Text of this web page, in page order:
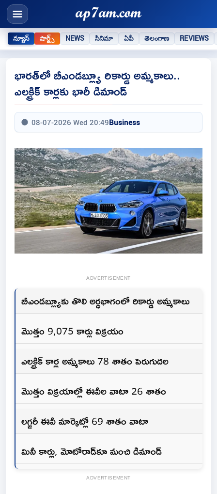
న్యూస్ షార్ట్స్ NEWS సినిమా ఏపీ తెలంగాణ REVIEWS
భారత్‌లో బీఎండబ్ల్యూ రికార్డు అమ్మకాలు..
ఎలక్ట్రిక్‌ కార్లకు భారీ డిమాండ్‌
08-07-2026 Wed 20:49Business
ADVERTISEMENT
బీఎండబ్ల్యూకు తొలి అర్ధభాగంలో రికార్డు అమ్మకాలు
మొత్తం 9,075 కార్లు విక్రయం
ఎలక్ట్రిక్‌ కార్ల అమ్మకాలు 78 శాతం పెరుగుదల
మొత్తం విక్రయాల్లో ఈవీల వాటా 26 శాతం
లగ్జరీ ఈవీ మార్కెట్లో 69 శాతం వాటా
మినీ కార్లు, మోటోరాడ్‌కూ మంచి డిమాండ్‌
ADVERTISEMENT